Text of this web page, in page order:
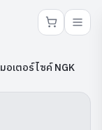
อเตอร์ไซค์ NGK